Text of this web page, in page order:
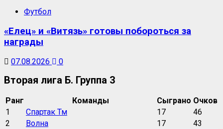
Футбол
«Елец» и «Витязь» готовы побороться за
награды
07.08.2026 0
Вторая лига Б. Группа 3
Ранг Команды Сыграно Очков
1
Спартак Тм 17
46
2
Волна 17
43